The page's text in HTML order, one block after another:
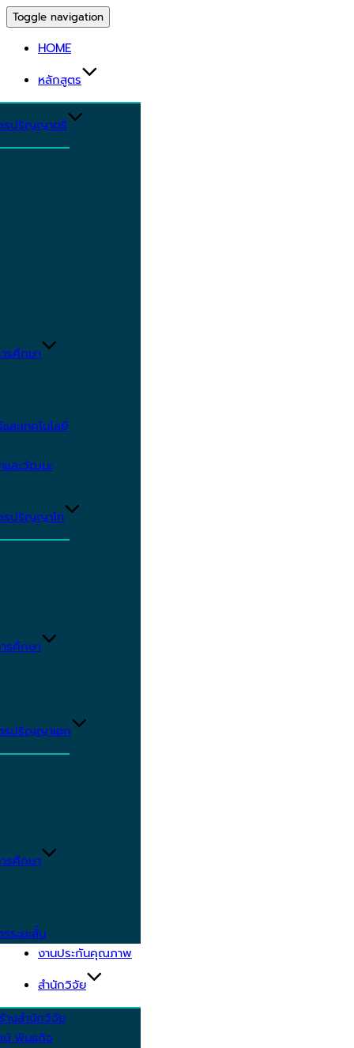
Toggle navigation
HOME
หลักสูตร
รปริญญาตรี
รศึกษา
ะเทคโนโลยี
และวัฒนะ
รปริญญาโท
รศึกษา
รปริญญาเอก
รศึกษา
ระยะสั้น
งานประกันคุณภาพ
สำนักวิจัย
างสำนักวิจัย
น์ พันธกิจ